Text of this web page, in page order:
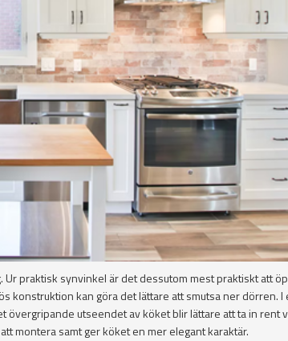
praktisk synvinkel är det dessutom mest praktiskt att
konstruktion kan göra det lättare att smutsa ner dörren. I
övergripande utseendet av köket blir lättare att ta in rent
montera samt ger köket en mer elegant karaktär.